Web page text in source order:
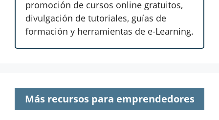
promoción de cursos online gratuitos,
divulgación de tutoriales, guías de
formación y herramientas de e-Learning.
Más recursos para emprendedores